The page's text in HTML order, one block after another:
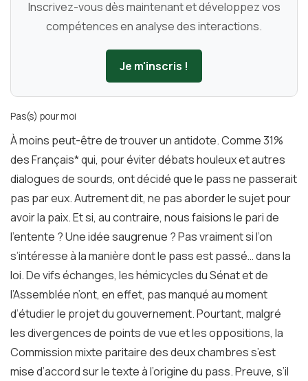
Inscrivez-vous dès maintenant et développez vos
compétences en analyse des interactions.
Je m'inscris !
Pas(s) pour moi
À moins peut-être de trouver un antidote. Comme 31%
des Français* qui, pour éviter débats houleux et autres
dialogues de sourds, ont décidé que le pass ne passerait
pas par eux. Autrement dit, ne pas aborder le sujet pour
avoir la paix. Et si, au contraire, nous faisions le pari de
l’entente ? Une idée saugrenue ? Pas vraiment si l’on
s’intéresse à la manière dont le pass est passé… dans la
loi. De vifs échanges, les hémicycles du Sénat et de
l’Assemblée n’ont, en effet, pas manqué au moment
d’étudier le projet du gouvernement. Pourtant, malgré
les divergences de points de vue et les oppositions, la
Commission mixte paritaire des deux chambres s’est
mise d’accord sur le texte à l’origine du pass. Preuve, s’il